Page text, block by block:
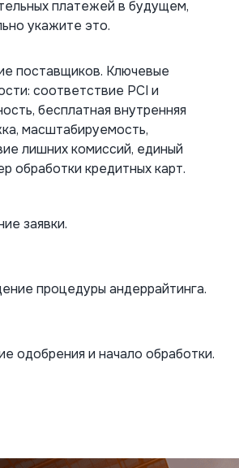
платежей в будущем,
укажите это.
поставщиков. Ключевые
соответствие PCI и
бесплатная внутренняя
масштабируемость,
лишних комиссий, единый
обработки кредитных карт.
заявки.
процедуры андеррайтинга.
одобрения и начало обработки.